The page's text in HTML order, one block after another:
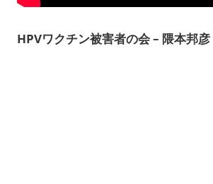
HPVワクチン被害者の会 – 隈本邦彦